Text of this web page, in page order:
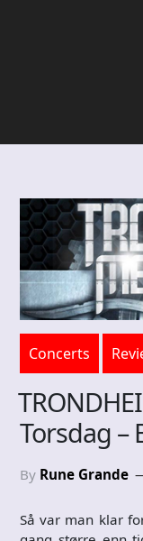
Concerts
Torsdag –
By Rune Grande
Så var man klar